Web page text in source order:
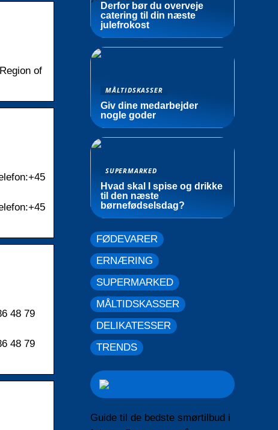
of
48 79
48 79
Derfor bør du overveje
catering til din næste
julefrokost
MÅLTIDSKASSER
Giv dine medarbejder
nogle goder
SUPERMARKED
Hvad skal I spise og drikke
til den næste
børnefødselsdag?
FØDEVARER
ERNÆRING
SUPERMARKED
MÅLTIDSKASSER
DELIKATESSER
TRENDS
Guide til de bedste smørtilbud i